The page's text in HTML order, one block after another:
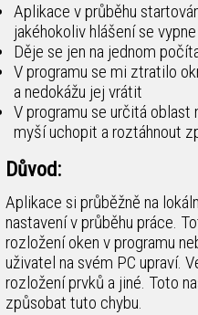
Aplikace v průběhu
jakéhokoliv hlášení se
Děje se jen na jednom
V programu se mi ztratilo
a nedokážu jej vrátit
V programu se určitá oblast
myší uchopit a roztáhnout
Důvod:
Aplikace si průběžně na
nastavení v průběhu práce.
rozložení oken v programu
uživatel na svém PC upraví.
rozložení prvků a jiné. Toto
způsobat tuto chybu.